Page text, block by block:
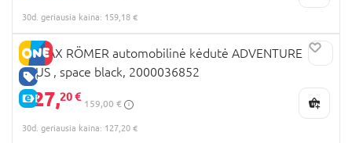
30d. geriausia kaina: 159,18 €
GERA KAINA
E-KAINA
BRITAX RÖMER automobilinė kėdutė ADVENTURE
PLUS , space black, 2000036852
127,20 €
159,00 €
30d. geriausia kaina: 127,20 €